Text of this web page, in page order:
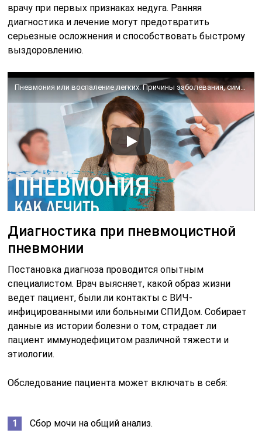
врачу при первых признаках недуга. Ранняя
диагностика и лечение могут предотвратить
серьезные осложнения и способствовать быстрому
выздоровлению.
Пневмония или воспаление легких. Причины заболевания, симптомы и лечение.
Диагностика при пневмоцистной
пневмонии
Постановка диагноза проводится опытным
специалистом. Врач выясняет, какой образ жизни
ведет пациент, были ли контакты с ВИЧ-
инфицированными или больными СПИДом. Собирает
данные из истории болезни о том, страдает ли
пациент иммунодефицитом различной тяжести и
этиологии.
Обследование пациента может включать в себя:
Сбор мочи на общий анализ.